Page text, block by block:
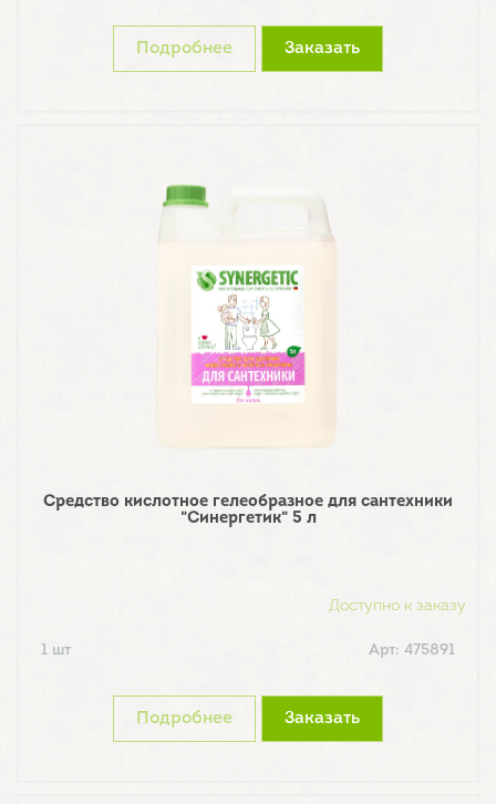
Подробнее Заказать
Средство кислотное гелеобразное для сантехники
"Синергетик" 5 л
Доступно к заказу
1 шт Арт: 475891
Подробнее Заказать